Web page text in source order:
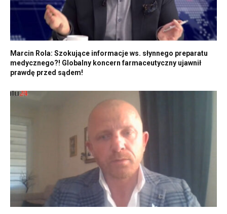
Marcin Rola: Szokujące informacje ws. słynnego preparatu
medycznego?! Globalny koncern farmaceutyczny ujawnił
prawdę przed sądem!